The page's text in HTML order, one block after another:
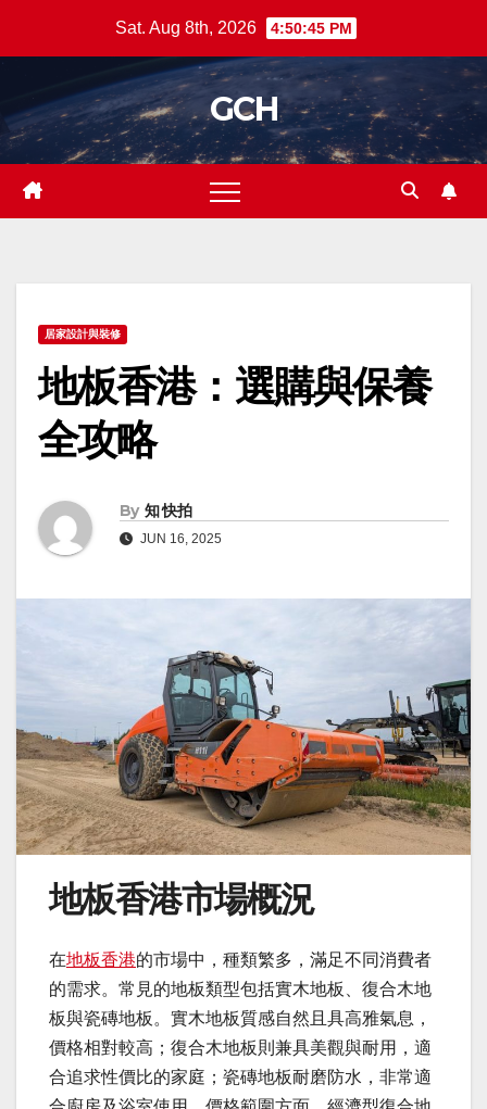
Sat. Aug 8th, 2026 4:50:45 PM
GCH
居家設計與裝修
地板香港：選購與保養
全攻略
By 知 快拍
JUN 16, 2025
地板香港市場概況
在地板香港的市場中，種類繁多，滿足不同消費者
的需求。常見的地板類型包括實木地板、復合木地
板與瓷磚地板。實木地板質感自然且具高雅氣息，
價格相對較高；復合木地板則兼具美觀與耐用，適
合追求性價比的家庭；瓷磚地板耐磨防水，非常適